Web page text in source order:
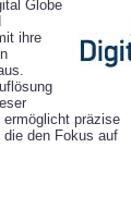
Globe
ihre
präzise
den Fokus auf